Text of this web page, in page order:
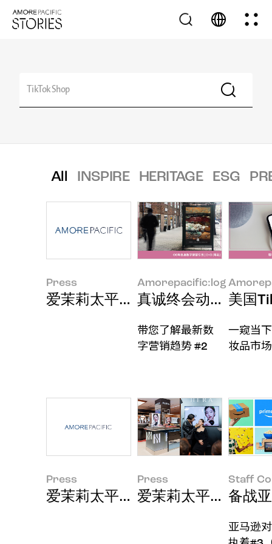
All INSPIRE HERITAGE ESG
Press
爱茉莉太平洋集团2026年第二季
Amorepacific:log
真诚终会动人心，
带您了解最新数
字营销趋势 #2
美国
一窥当
妆品市
Press
爱茉莉太平洋集团2026年第一季
Press
爱茉莉太平洋赫妍
Staff
备战
亚马逊